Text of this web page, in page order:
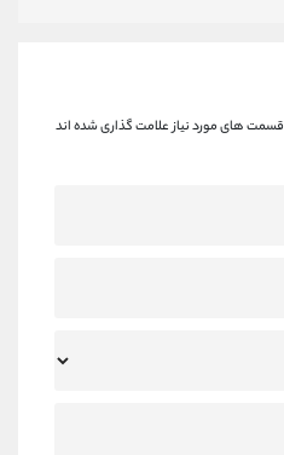
قسمت های مورد نیاز علامت گذاری شده اند